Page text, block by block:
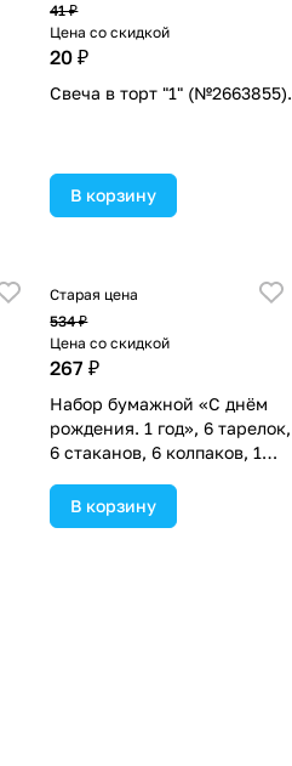
41 ₽
Цена со скидкой
20 ₽
Свеча в торт "1" (№2663855).
В корзину
Старая цена
534 ₽
Цена со скидкой
267 ₽
Набор бумажной «С днём
рождения. 1 год», 6 тарелок,
6 стаканов, 6 колпаков, 1
(№2451120).
В корзину